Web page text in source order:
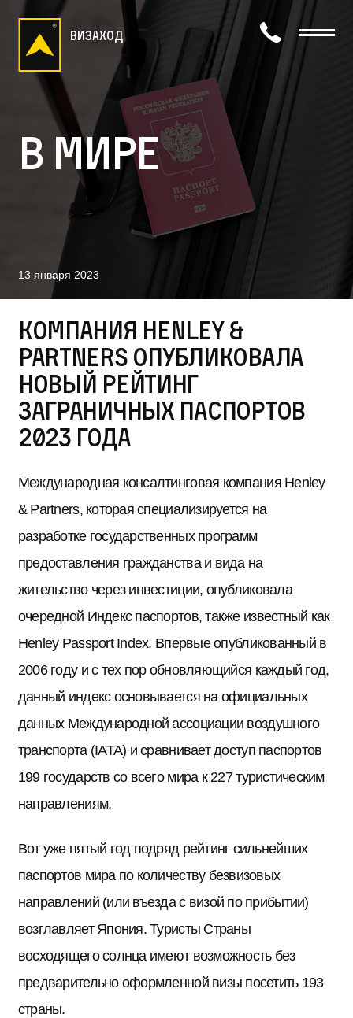
визаход
В мире
13 января 2023
Компания Henley &
Partners опубликовала
новый рейтинг
заграничных паспортов
2023 года
Международная консалтинговая компания Henley
& Partners, которая специализируется на
разработке государственных программ
предоставления гражданства и вида на
жительство через инвестиции, опубликовала
очередной Индекс паспортов, также известный как
Henley Passport Index. Впервые опубликованный в
2006 году и с тех пор обновляющийся каждый год,
данный индекс основывается на официальных
данных Международной ассоциации воздушного
транспорта (IATA) и сравнивает доступ паспортов
199 государств со всего мира к 227 туристическим
направлениям.
Вот уже пятый год подряд рейтинг сильнейших
паспортов мира по количеству безвизовых
направлений (или въезда с визой по прибытии)
возглавляет Япония. Туристы Страны
восходящего солнца имеют возможность без
предварительно оформленной визы посетить 193
страны.